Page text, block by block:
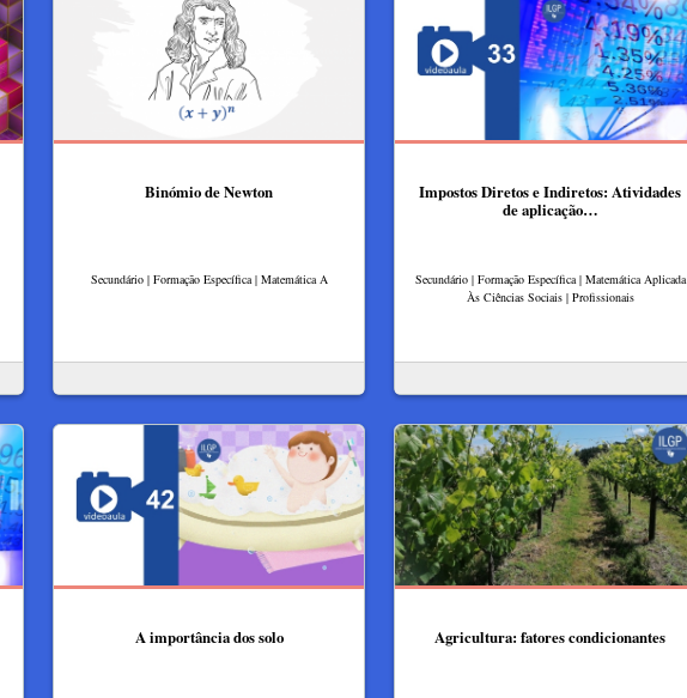
Binómio de Newton
Secundário | Formação Específica | Matemática A
Impostos Diretos e Indiretos: Atividades
de aplicação…
Secundário | Formação Específica | Matemática Aplicada
Às Ciências Sociais | Profissionais
A importância dos solo Agricultura: fatores condicionantes